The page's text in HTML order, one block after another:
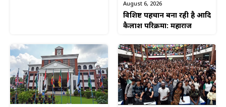
August 6, 2026
विशिष्ट पहचान बना रही है आदि
कैलाश परिक्रमा: महाराज